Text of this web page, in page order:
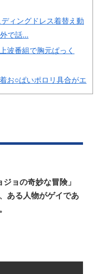
応
国人「日本の甲子園で美人
る女子高校生マネージャー
ワンシーンみたい‥」
ディングドレス着替え動
で話...
波番組で胸元ぱっく
お○ぱいポロリ具合がエ
ョの奇妙な冒険」
ある人物がゲイであ